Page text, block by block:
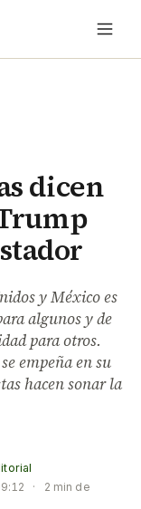
dicen
y México es
algunos y de
para otros.
empeña en su
hacen sonar la
·
2 min de